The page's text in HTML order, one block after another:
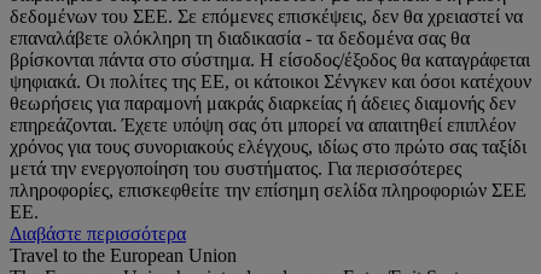
δεδομένων του ΣΕΕ. Σε επόμενες επισκέψεις, δεν θα χρειαστεί να
επαναλάβετε ολόκληρη τη διαδικασία - τα δεδομένα σας θα
βρίσκονται πάντα στο σύστημα. Η είσοδος/έξοδος θα καταγράφεται
ψηφιακά. Οι πολίτες της ΕΕ, οι κάτοικοι Σένγκεν και όσοι κατέχουν
θεωρήσεις για παραμονή μακράς διαρκείας ή άδειες διαμονής δεν
επηρεάζονται. Έχετε υπόψη σας ότι μπορεί να απαιτηθεί επιπλέον
χρόνος για τους συνοριακούς ελέγχους, ιδίως στο πρώτο σας ταξίδι
μετά την ενεργοποίηση του συστήματος. Για περισσότερες
πληροφορίες, επισκεφθείτε την επίσημη σελίδα πληροφοριών ΣΕΕ
ΕΕ.
Διαβάστε περισσότερα
Travel to the European Union